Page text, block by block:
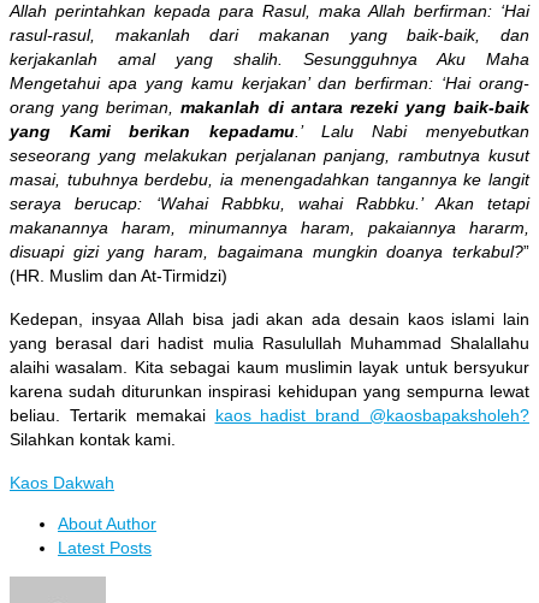
Allah perintahkan kepada para Rasul, maka Allah berfirman: ‘Hai
rasul-rasul, makanlah dari makanan yang baik-baik, dan
kerjakanlah amal yang shalih. Sesungguhnya Aku Maha
Mengetahui apa yang kamu kerjakan’ dan berfirman: ‘Hai orang-
orang yang beriman,makanlah di antara rezeki yang baik-baik
yang Kami berikan kepadamu .’ Lalu Nabi menyebutkan
seseorang yang melakukan perjalanan panjang, rambutnya kusut
masai, tubuhnya berdebu, ia menengadahkan tangannya ke langit
seraya berucap: ‘Wahai Rabbku, wahai Rabbku.’ Akan tetapi
makanannya haram, minumannya haram, pakaiannya hararm,
disuapi gizi yang haram, bagaimana mungkin doanya terkabul?”
(HR. Muslim dan At-Tirmidzi)
Kedepan, insyaa Allah bisa jadi akan ada desain kaos islami lain
yang berasal dari hadist mulia Rasulullah Muhammad Shalallahu
alaihi wasalam. Kita sebagai kaum muslimin layak untuk bersyukur
karena sudah diturunkan inspirasi kehidupan yang sempurna lewat
beliau. Tertarik memakai kaos hadist brand @kaosbapaksholeh?
Silahkan kontak kami.
Kaos Dakwah
About Author
Latest Posts